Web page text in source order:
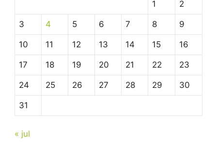
1 2
3 4 5 6 7 8 9
10 11 12 13 14 15 16
17 18 19 20 21 22 23
24 25 26 27 28 29 30
31
« jul